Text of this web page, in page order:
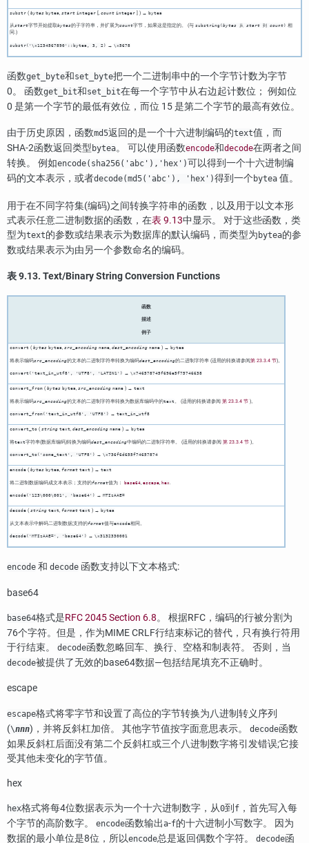
substr( bytes bytea, start integer[, count integer ] ) → bytea
从start字节开始提取bytes的子字符串，并扩展为count字节，如果这是指定的。 (与 substring(bytes 从 start到 count) 相
同.)
substr('\x1234567890'::bytea, 3, 2) → \x5678
函数get_byte和set_byte把一个二进制串中的一个字节计数为字节
0。 函数get_bit和set_bit在每一个字节中从右边起计数位； 例如位
0 是第一个字节的最低有效位，而位 15 是第二个字节的最高有效位。
由于历史原因，函数md5返回的是一个十六进制编码的text值，而
SHA-2函数返回类型 bytea。 可以使用函数encode和decode在两者之间
转换。 例如encode(sha256('abc'),'hex')可以得到一个十六进制编
码的文本表示，或者decode(md5('abc'), 'hex')得到一个 bytea 值。
用于在不同字符集(编码)之间转换字符串的函数，以及用于以文本形
式表示任意二进制数据的函数，在表 9.13中显示。 对于这些函数，类
型为text的参数或结果表示为数据库的默认编码，而类型为 bytea的参
数或结果表示为由另一个参数命名的编码。
表 9.13. Text/Binary String Conversion Functions
函数
描述
例子
convert ( bytes bytea, src_encoding name, dest_encoding name) → bytea
将表示编码src_encoding的文本的二进制字符串转换为编码dest_encoding的二进制字符串 (适用的转换请参阅第 23.3.4 节)。
convert('text_in_utf8', 'UTF8', 'LATIN1') → \x746578745f696e5f75746638
convert_from( bytes bytea, src_encoding name) → text
将表示编码src_encoding的文本的二进制字符串转换为数据库编码中的text 。 (适用的转换请参阅 第 23.3.4 节)。
convert_from('text_in_utf8', 'UTF8') → text_in_utf8
convert_to( string text, dest_encoding name) → bytea
将text字符串(数据库编码)转换为编码dest_encoding中编码的二进制字符串。 (适用的转换请参阅 第 23.3.4 节)。
convert_to('some_text', 'UTF8') → \x736f6d655f74657874
encode( bytes bytea, format text ) → text
将二进制数据编码成文本表示；支持的format值为： base64, escape, hex
encode('123\000\001', 'base64') → MTIzAAE=
decode( string text, format text ) → bytea
从文本表示中解码二进制数据;支持的format值与encode相同。
decode('MTIzAAE=', 'base64') → \x3132330001
encode 和 decode 函数支持以下文本格式:
base64
base64格式是RFC 2045 Section 6.8。 根据RFC，编码的行被分割为
76个字符。但是，作为MIME CRLF行结束标记的替代，只有换行符用
于行结束。
decode函数忽略回车、换行、空格和制表符。 否则，当
decode被提供了无效的base64数据—包括结尾填充不正确时。
escape
escape格式将零字节和设置了高位的字节转换为八进制转义序列
(\nnn)，并将反斜杠加倍。 其他字节值按字面意思表示。 decode函数
如果反斜杠后面没有第二个反斜杠或三个八进制数字将引发错误;它接
受其他未变化的字节值。
hex
hex格式将每4位数据表示为一个十六进制数字，从0到 f ，首先写入每
个字节的高阶数字。
encode函数输出a-f的十六进制小写数字。 因为
数据的最小单位是8位，所以encode总是返回偶数个字符。 decode函